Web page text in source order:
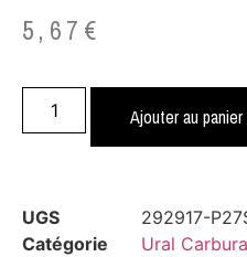
5,67 €
Ajouter au panier
UGS
292917-
Catégorie
Ural